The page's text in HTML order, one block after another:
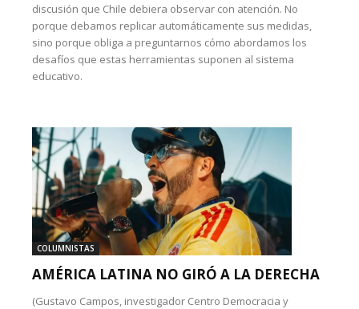
discusión que Chile debiera observar con atención. No
porque debamos replicar automáticamente sus medidas,
sino porque obliga a preguntarnos cómo abordamos los
desafíos que estas herramientas suponen al sistema
educativo.
COLUMNISTAS
AMÉRICA LATINA NO GIRÓ A LA DERECHA
(Gustavo Campos, investigador Centro Democracia y